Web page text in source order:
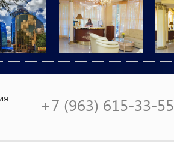
+7 (963) 615-33-55